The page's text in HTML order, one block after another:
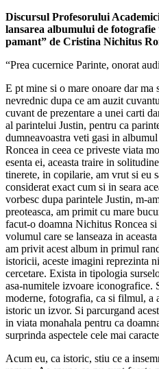
Discursul Profesorului
lansarea albumului de fotografie
pamant” de Cristina Nichitus
“Prea cucernice Parinte, onorat
E pt mine si o mare onoare dar ma
nevrednic dupa ce am auzit
cuvant de prezentare a unei carti
al parintelui Justin, pentru ca
dumneavoastra veti gasi in
Roncea in ceea ce priveste viata
esenta ei, aceasta traire in
tinerete, in copilarie, am vrut si eu
considerat exact cum si in seara
vorbesc dupa parintele Justin, m-
preoteasca, am primit cu mare
facut-o doamna Nichitus Roncea
volumul care se lanseaza in
am privit acest album in primul
istoricii, aceste imagini reprezinta
cercetare. Exista in tipologia
asa-numitele izvoare iconografice.
moderne, fotografia, ca si filmul, a
istoric un izvor. Si parcurgand
in viata monahala pentru ca
surprinda aspectele cele mai
Acum eu, ca istoric, stiu ce a